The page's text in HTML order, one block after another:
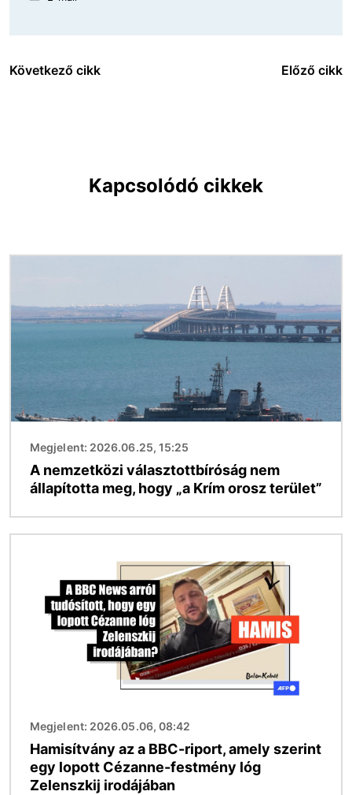
Következő cikk Előző cikk
Kapcsolódó cikkek
Megjelent: 2026.06.25, 15:25
A nemzetközi választottbíróság nem
állapította meg, hogy „a Krím orosz terület”
Megjelent: 2026.05.06, 08:42
Hamisítvány az a BBC-riport, amely szerint
egy lopott Cézanne-festmény lóg
Zelenszkij irodájában